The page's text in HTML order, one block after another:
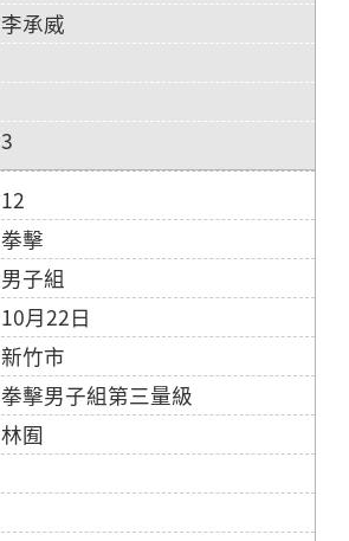
李承威
3
12
拳擊
男子組
10月22日
新竹市
拳擊男子組第三量級
林囿